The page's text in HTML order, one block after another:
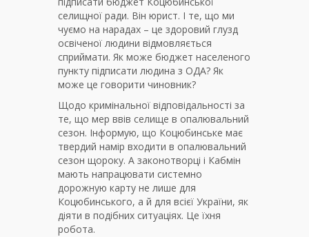
селищної ради. Він юрист. І те, що ми
чуємо на нарадах – це здоровий глузд
освіченої людини відмовляється
сприймати. Як може бюджет населеного
пункту підписати людина з ОДА? Як
може це говорити чиновник?
Щодо кримінальної відповідальності за
те, що мер ввів селище в опалювальний
сезон. Інформую, що Коцюбинське має
твердий намір входити в опалювальний
сезон щороку. А законотворці і Кабмін
мають напрацювати системно
дорожную карту не лише для
Коцюбинського, а й для всієї України, як
діяти в подібних ситуаціях. Це їхня
робота.